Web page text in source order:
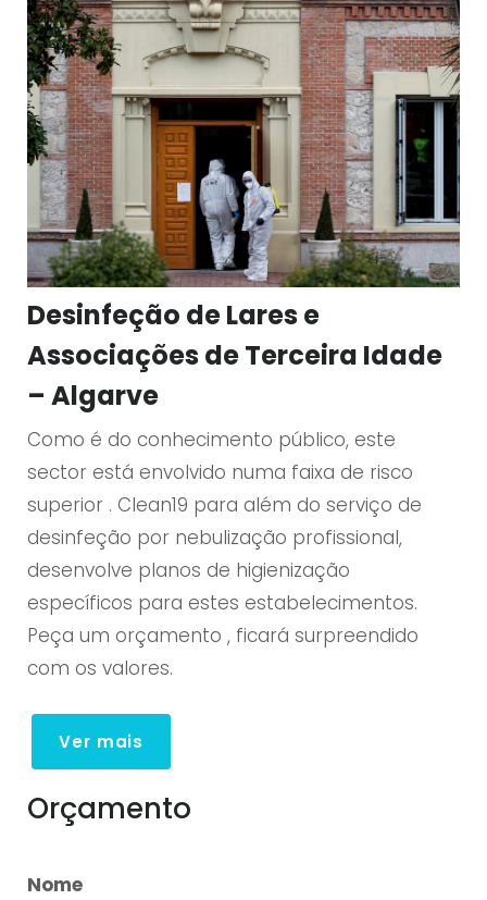
Desinfeção de Lares e
Associações de Terceira Idade
– Algarve
Como é do conhecimento público, este
sector está envolvido numa faixa de risco
superior . Clean19 para além do serviço de
desinfeção por nebulização profissional,
desenvolve planos de higienização
específicos para estes estabelecimentos.
Peça um orçamento , ficará surpreendido
com os valores.
Ver mais
Orçamento
Nome